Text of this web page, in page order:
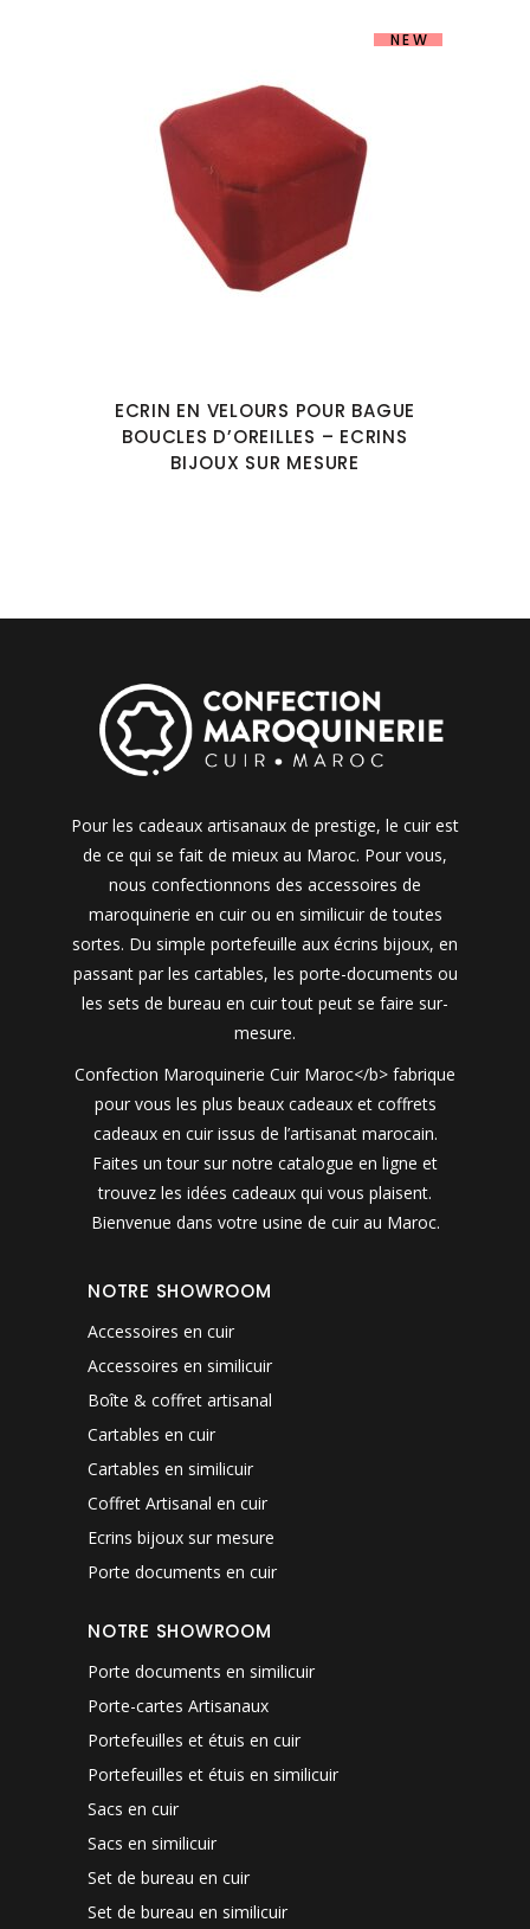
NEW
ECRIN EN VELOURS POUR BAGUE
BOUCLES D’OREILLES – ECRINS
BIJOUX SUR MESURE
Pour les cadeaux artisanaux de prestige, le cuir est
de ce qui se fait de mieux au Maroc. Pour vous,
nous confectionnons des accessoires de
maroquinerie en cuir ou en similicuir de toutes
sortes. Du simple portefeuille aux écrins bijoux, en
passant par les cartables, les porte-documents ou
les sets de bureau en cuir tout peut se faire sur-
mesure.
Confection Maroquinerie Cuir Maroc</b> fabrique
pour vous les plus beaux cadeaux et coffrets
cadeaux en cuir issus de l’artisanat marocain.
Faites un tour sur notre catalogue en ligne et
trouvez les idées cadeaux qui vous plaisent.
Bienvenue dans votre usine de cuir au Maroc.
NOTRE SHOWROOM
Accessoires en cuir
Accessoires en similicuir
Boîte & coffret artisanal
Cartables en cuir
Cartables en similicuir
Coffret Artisanal en cuir
Ecrins bijoux sur mesure
Porte documents en cuir
NOTRE SHOWROOM
Porte documents en similicuir
Porte-cartes Artisanaux
Portefeuilles et étuis en cuir
Portefeuilles et étuis en similicuir
Sacs en cuir
Sacs en similicuir
Set de bureau en cuir
Set de bureau en similicuir